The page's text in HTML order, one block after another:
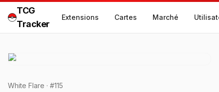
TCG
Tracker
Extensions Cartes Marché
White Flare · #115